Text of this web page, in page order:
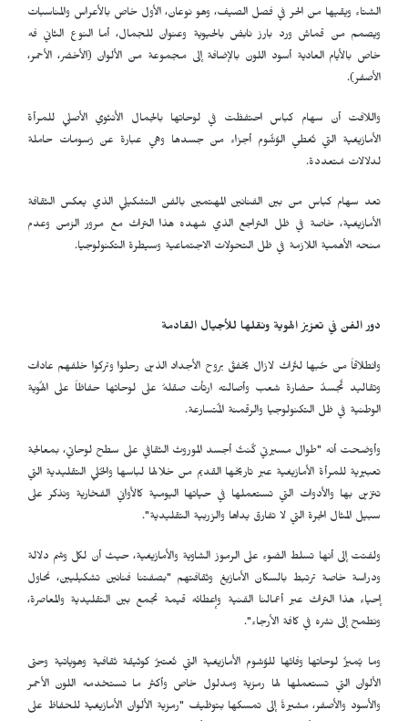
الشتاء ويقيها من الحر في فصل الصيف، وهو نوعان، الأول خاص بالأعراس والمناسبات
ويصمم من قماش ورد بارز نابض بالحيوية وعنوان للجمال، أما النوع الثاني فه
خاص بالأيام العادية أسود اللون بالإضافة إلى مجموعة من الألوان (الأخضر، الأحمر،
الأصفر).
واللافت أن سهام كباس احتفظت في لوحاتها بالجمال الأنثوي الأصلي للمرأة
الأمازيغية التي تُغطي الوُشُوم أجزاء من جسدها وهي عبارة عن رُسومات حاملة
لدلالات مُتعددة.
تعد سهام كباس من بين الفنانين المهتمين بالفن التشكيلي الذي يعكس الثقافة
الأمازيغية، خاصة في ظل التراجع الذي شهده هذا التراث مع مرور الزمن وعدم
منحه الأهمية اللازمة في ظل التحولات الاجتماعية وسيطرة التكنولوجيا.
دور الفن في تعزيز الهوية ونقلها للأجيال القادمة
وانطلاقاً من حُبها لتُراث لازال يخفقُ بروح الأجداد الذين رحلوا وتركوا خلفهم عادات
وتقاليد تُجسدُ حضارة شعب وأصالته ارتأت صقلهُ على لوحاتها حفاظاً على الهُوية
الوطنية في ظل التكنولوجيا والرقمنة المُتسارعة.
وأوضحت أنه "طوال مسيرتي كُنتُ أجسد الموروث الثقافي على سطح لوحاتي، بمعالجة
تعبيرية للمرأة الأمازيغية عبر تاريخها القديم من خلالها لباسها والحُلي التقليدية التي
تتزين بها والأدوات التي تستعملها في حياتها اليومية كالأواني الفخارية ونذكر على
سبيل المثال الجرة التي لا تفارق يداها والزربية التقليدية".
ولفتت إلى أنها تسلط الضوء على الرموز الشاوية والأمازيغية، حيث أن لكل وشم دلالة
ودراسة خاصة ترتبط بالسكان الأمازيغ وثقافتهم "بصفتنا فنانين تشكيليين، نحاول
إحياء هذا التراث عبر أعمالنا الفنية وإعطائه قيمة تجمع بين التقليدية والمعاصرة،
ونطمح إلى نشره في كافة الأرجاء".
وما يُميزُ لوحاتها وفائها للوُشوم الأمازيغية التي تُعتبرُ كوثيقة ثقافية وهوياتية وحتى
الألوان التي تستعملها لها رمزية ومدلول خاص وأكثر ما تستخدمه اللون الأحمر
والأسود والأصفر، مشيرةً إلى تمسكها بتوظيف "رمزية الألوان الأمازيغية للحفاظ على